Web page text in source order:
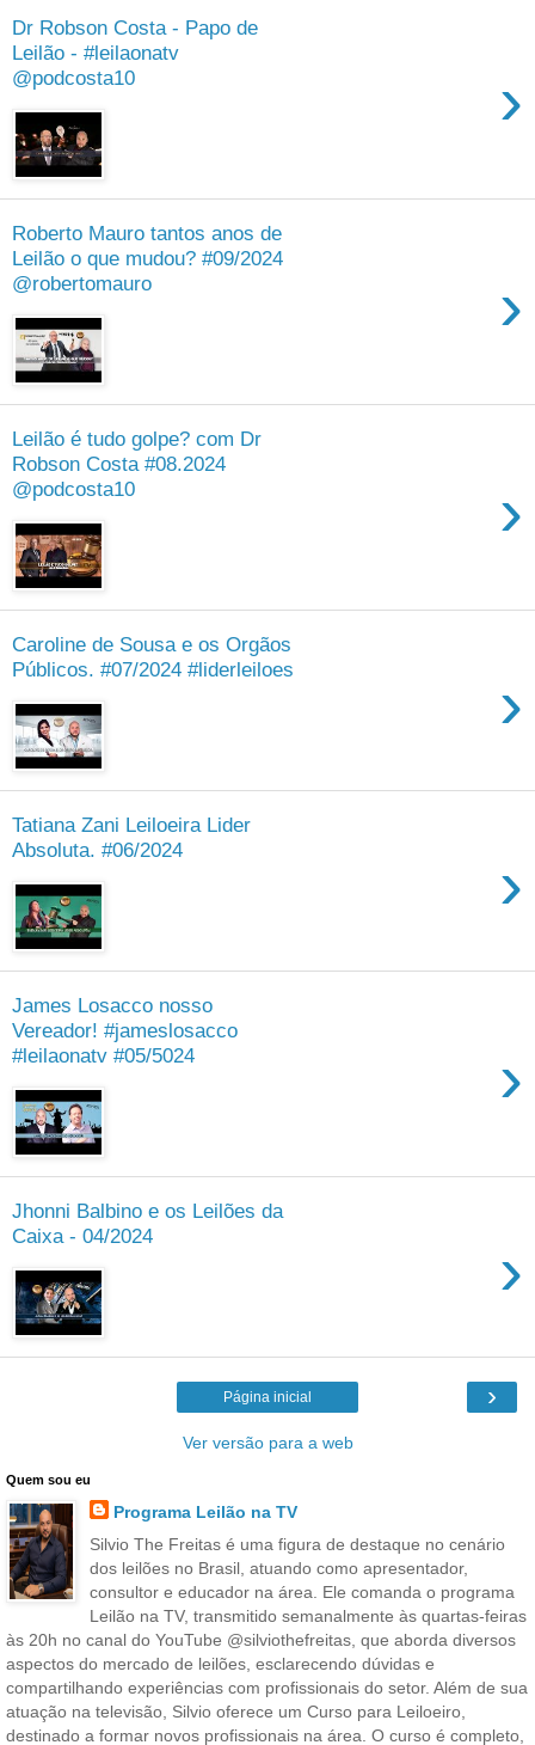
Dr Robson Costa - Papo de
Leilão - #leilaonatv
@podcosta10
›
Roberto Mauro tantos anos de
Leilão o que mudou? #09/2024
@robertomauro
›
Leilão é tudo golpe? com Dr
Robson Costa #08.2024
@podcosta10
›
Caroline de Sousa e os Orgãos
Públicos. #07/2024 #liderleiloes
›
Tatiana Zani Leiloeira Lider
Absoluta. #06/2024
›
James Losacco nosso
Vereador! #jameslosacco
#leilaonatv #05/5024
›
Jhonni Balbino e os Leilões da
Caixa - 04/2024
›
›
Página inicial
Ver versão para a web
Quem sou eu
Programa Leilão na TV
Silvio The Freitas é uma figura de destaque no cenário
dos leilões no Brasil, atuando como apresentador,
consultor e educador na área. Ele comanda o programa
Leilão na TV, transmitido semanalmente às quartas-feiras
às 20h no canal do YouTube @silviothefreitas, que aborda diversos
aspectos do mercado de leilões, esclarecendo dúvidas e
compartilhando experiências com profissionais do setor. Além de sua
atuação na televisão, Silvio oferece um Curso para Leiloeiro,
destinado a formar novos profissionais na área. O curso é completo,